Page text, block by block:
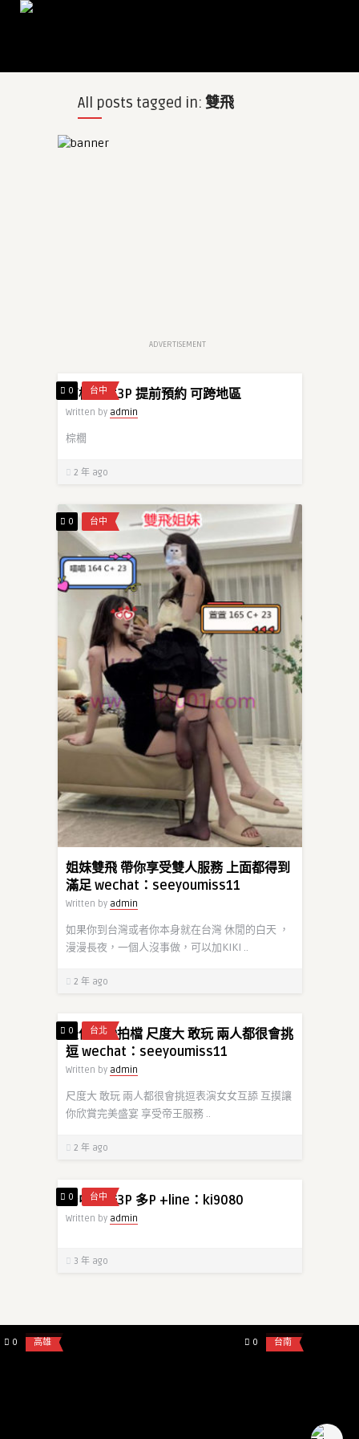
All posts tagged in: 雙飛
ADVERTISEMENT
0 台中
高檔女生3P 提前預約 可跨地區
Written by admin
棕櫚
2 年 ago
0 台中
姐妹雙飛 帶你享受雙人服務 上面都得到
滿足 wechat：seeyoumiss11
Written by admin
如果你到台灣或者你本身就在台灣 休閒的白天 ，
漫漫長夜，一個人沒事做，可以加KIKI ..
2 年 ago
0 台北
最佳雙飛拍檔 尺度大 敢玩 兩人都很會挑
逗 wechat：seeyoumiss11
Written by admin
尺度大 敢玩 兩人都很會挑逗表演女女互舔 互摸讓
你欣賞完美盛宴 享受帝王服務 ..
2 年 ago
0 台中
台中約妹3P 多P +line：ki9080
Written by admin
3 年 ago
0 高雄 0 台南